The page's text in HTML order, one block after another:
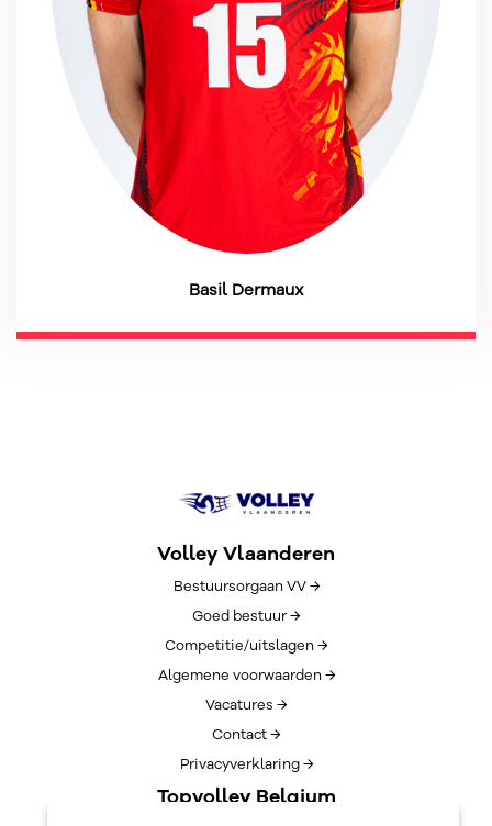
Basil Dermaux
Volley Vlaanderen
Bestuursorgaan VV →
Goed bestuur →
Competitie/uitslagen →
Algemene voorwaarden →
Vacatures →
Contact →
Privacyverklaring →
Topvolley Belgium